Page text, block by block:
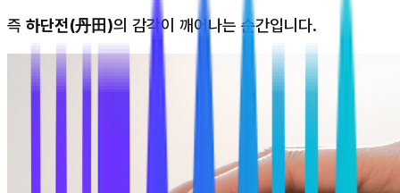
즉 하단전(丹田)의 감각이 깨어나는 순간입니다.